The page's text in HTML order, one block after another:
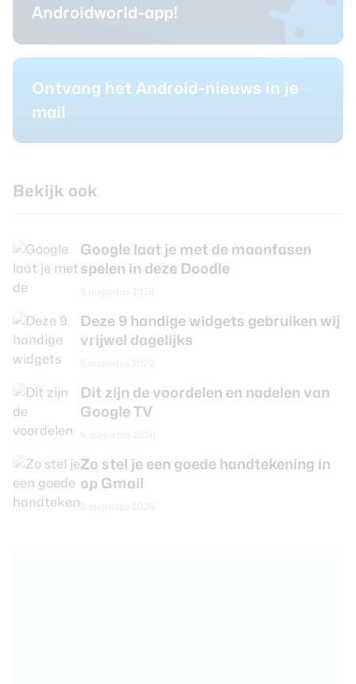
Androidworld-app!
Ontvang het Android-nieuws in je
mail
Bekijk ook
Google laat je met de maanfasen
spelen in deze Doodle
Deze 9 handige widgets gebruiken wij
vrijwel dagelijks
Dit zijn de voordelen en nadelen van
Google TV
Zo stel je een goede handtekening in
op Gmail